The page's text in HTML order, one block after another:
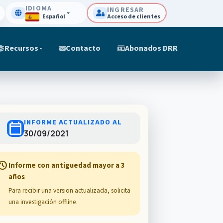
IDIOMA
Español
INGRESAR
Acceso de clientes
Recursos Contacto Abonados DRR
calendar_todayINFORME ACTUALIZADO AL
30/09/2021
Informe con antiguedad mayor a 3
años
Para recibir una version actualizada, solicita
una investigación offline.